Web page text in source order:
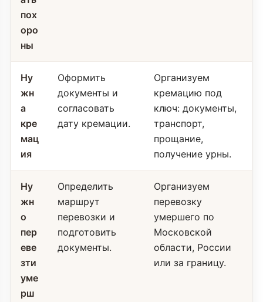
пох
оро
ны
Ну
жн
а
кре
мац
ия
Оформить
документы и
согласовать
дату кремации.
Организуем
кремацию под
ключ: документы,
транспорт,
прощание,
получение урны.
Ну
жн
о
пер
еве
зти
уме
рш
Определить
маршрут
перевозки и
подготовить
документы.
Организуем
перевозку
умершего по
Московской
области, России
или за границу.